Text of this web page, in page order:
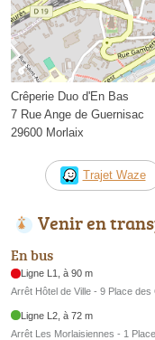
Crêperie Duo d'En Bas
7 Rue Ange de Guernisac
29600 Morlaix
Trajet Waze
Venir en
En bus
Ligne L1, à 90 m
Arrêt Hôtel de Ville - 9 Place des
Ligne L2, à 72 m
Arrêt Les Morlaisiennes - 1